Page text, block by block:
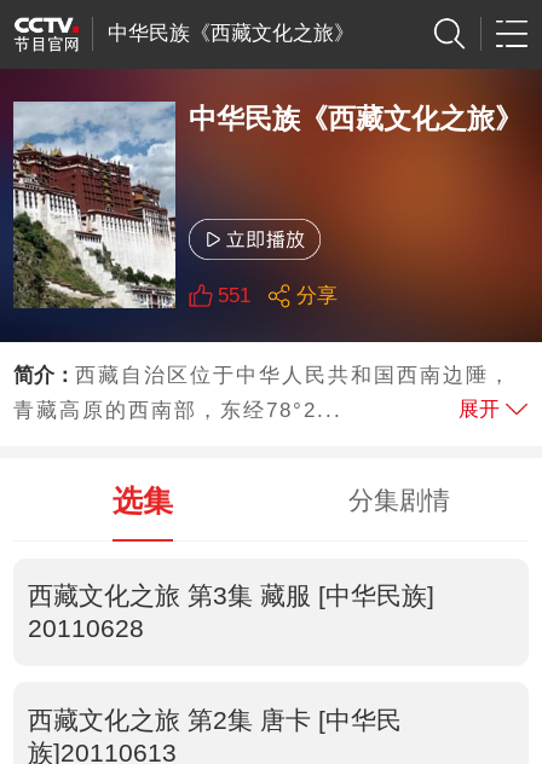
中华民族《西藏文化之旅》
中华民族《西藏文化之旅》
551 分享
简介： 西藏自治区位于中华人民共和国西南边陲，
青藏高原的西南部，东经78°2...
展开
选集 分集剧情
西藏文化之旅 第3集 藏服 [中华民族]
20110628
西藏文化之旅 第2集 唐卡 [中华民
族]20110613